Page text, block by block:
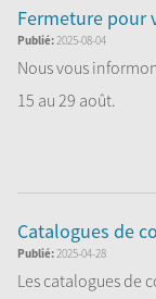
Fermeture pour
Publié:2025-08-04
Nous vous
15 au 29 août.
Catalogues de
Publié:2025-04-28
Les catalogues de